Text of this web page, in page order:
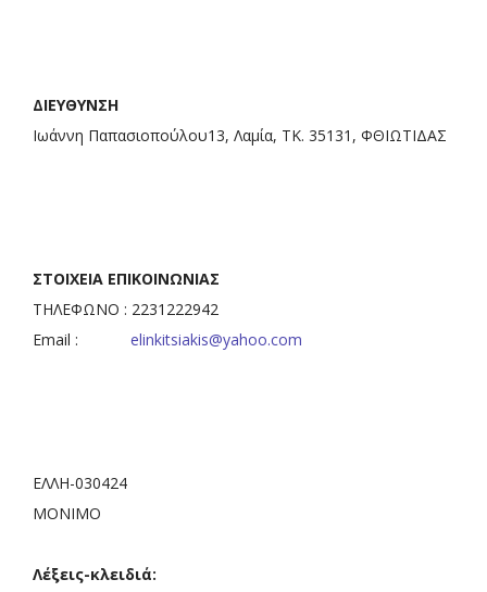
ΔΙΕΥΘΥΝΣΗ
Ιωάννη Παπασιοπούλου13, Λαμία, ΤΚ. 35131, ΦΘΙΩΤΙΔΑΣ
ΣΤΟΙΧΕΙΑ ΕΠΙΚΟΙΝΩΝΙΑΣ
ΤΗΛΕΦΩΝΟ : 2231222942
Email : elinkitsiakis@yahoo.com
ΕΛΛΗ-030424
ΜΟΝΙΜΟ
Λέξεις-κλειδιά: